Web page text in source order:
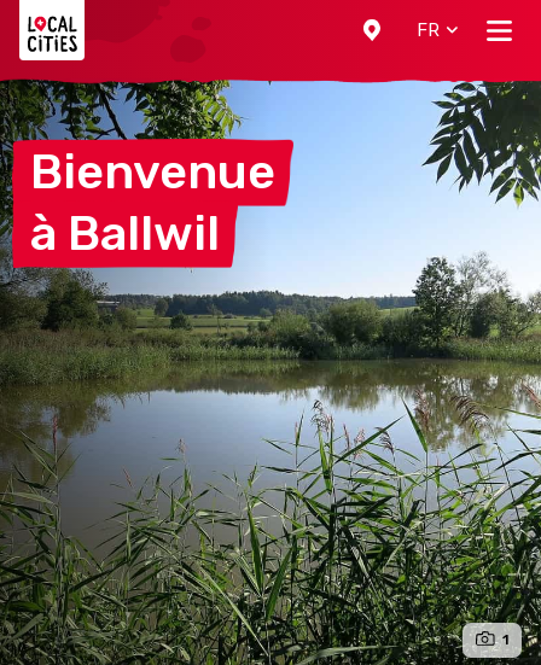
FR
Bienvenue
à Ballwil
1